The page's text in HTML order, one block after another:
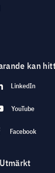
kan
LinkedIn
YouTube
Facebook
Utmärkt